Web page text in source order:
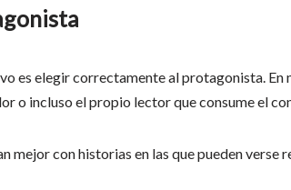
es elegir correctamente al protagonista.
o incluso el propio lector que consume el
mejor con historias en las que pueden verse